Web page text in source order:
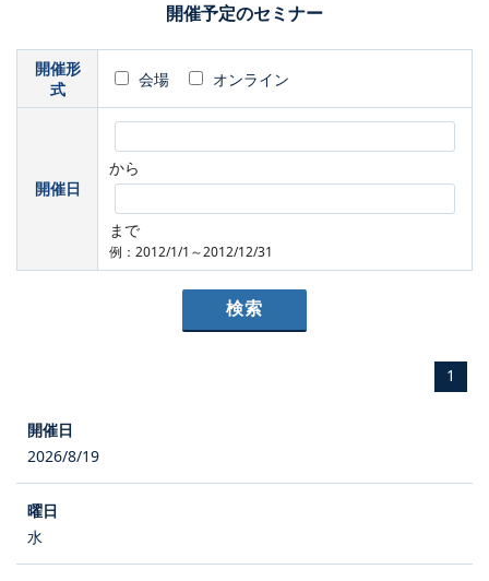
開催予定のセミナー
開催形
式
会場 オンライン
開催日
から
まで
例：2012/1/1～2012/12/31
1
2026/8/19
水